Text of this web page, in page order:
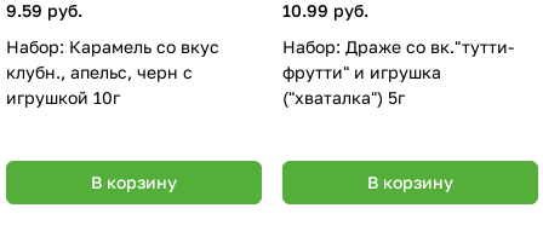
9.59 руб.
Набор: Карамель со вкус
клубн., апельс, черн с
игрушкой 10г
В корзину
10.99 руб.
Набор: Драже со вк."тутти-
фрутти" и игрушка
("хваталка") 5г
В корзину